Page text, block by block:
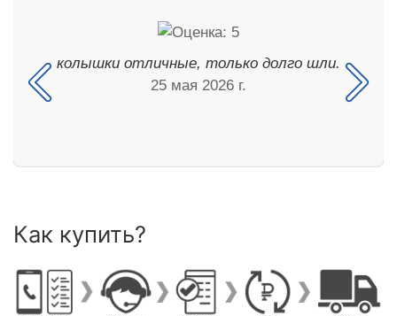
колышки отличные, только долго шли.
25 мая 2026 г.
Как купить?